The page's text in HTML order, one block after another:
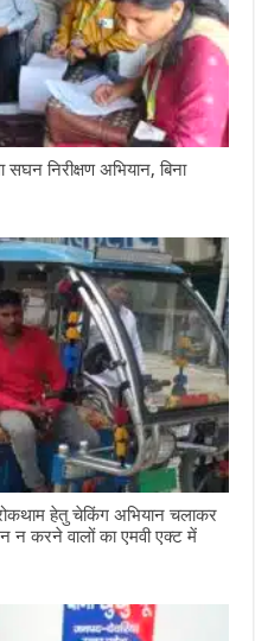
सघन निरीक्षण अभियान, बिना
रोकथाम हेतु चेकिंग अभियान चलाकर
न करने वालों का एमवी एक्ट में